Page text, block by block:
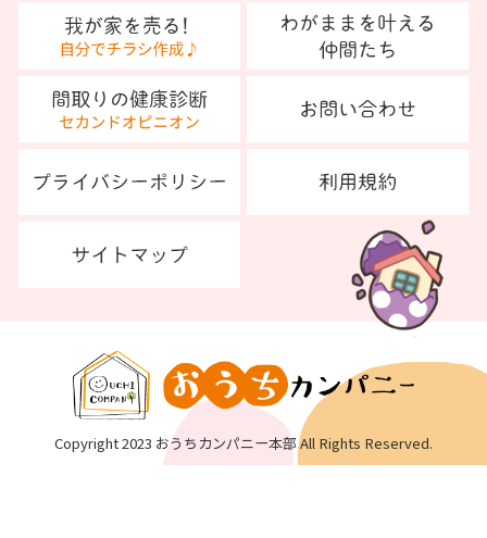
Copyright 2023 おうちカンパニー本部 All Rights Reserved.